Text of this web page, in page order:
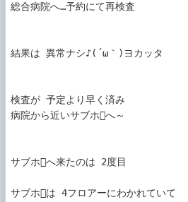
総合病院へ…予約にて再検査
結果は 異常ナシ♪(´ω｀)ヨカッタ
検査が 予定より早く済み
病院から近いサブホへ～
サブホへ来たのは 2度目
サブホは 4フロアーにわかれていて